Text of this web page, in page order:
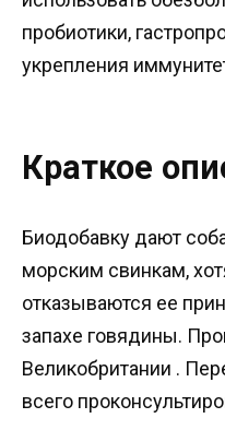
пробиотики,
укрепления
Краткое
Биодобавку дают
морским свинкам,
отказываются ее
запахе говядины.
Великобритании .
всего